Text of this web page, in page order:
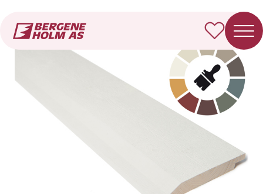
VÅRO Kledning Dobbelfals 28° (gammel)